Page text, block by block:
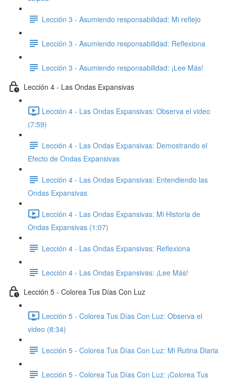
Lección 3 - Asumiendo responsabilidad: ​Mi reflejo
Lección 3 - Asumiendo responsabilidad: ​Reflexiona
Lección 3 - Asumiendo responsabilidad: ​¡Lee Más!
Lección 4 - Las Ondas Expansivas
Lección 4 - Las Ondas Expansivas: Observa el video
(7:59)
Lección 4 - Las Ondas Expansivas: ​Demostrando el
Efecto de Ondas Expansivas
Lección 4 - Las Ondas Expansivas: ​Entendiendo las
Ondas Expansivas
Lección 4 - Las Ondas Expansivas: ​Mi Historia de
Ondas Expansivas (1:07)
Lección 4 - Las Ondas Expansivas: Reflexiona
Lección 4 - Las Ondas Expansivas: ​¡Lee Más!
Lección 5 - Colorea Tus Días Con Luz
Lección 5 - Colorea Tus Días Con Luz: Observa el
video (8:34)
Lección 5 - Colorea Tus Días Con Luz: Mi Rutina Diaria
Lección 5 - Colorea Tus Días Con Luz: ​¡Colorea Tus